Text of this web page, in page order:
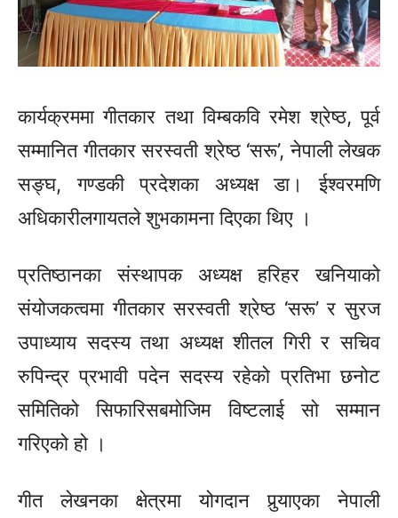
कार्यक्रममा गीतकार तथा विम्बकवि रमेश श्रेष्ठ, पूर्व
सम्मानित गीतकार सरस्वती श्रेष्ठ ‘सरू’, नेपाली लेखक
सङ्घ, गण्डकी प्रदेशका अध्यक्ष डा। ईश्वरमणि
अधिकारीलगायतले शुभकामना दिएका थिए ।
प्रतिष्ठानका संस्थापक अध्यक्ष हरिहर खनियाको
संयोजकत्वमा गीतकार सरस्वती श्रेष्ठ ‘सरू’ र सुरज
उपाध्याय सदस्य तथा अध्यक्ष शीतल गिरी र सचिव
रुपिन्द्र प्रभावी पदेन सदस्य रहेको प्रतिभा छनोट
समितिको सिफारिसबमोजिम विष्टलाई सो सम्मान
गरिएको हो ।
गीत लेखनका क्षेत्रमा योगदान पुर्‍याएका नेपाली